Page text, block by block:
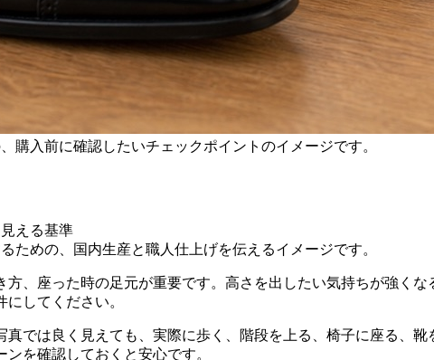
購入前に確認したいチェックポイントのイメージです。
ための、国内生産と職人仕上げを伝えるイメージです。
、座った時の足元が重要です。高さを出したい気持ちが強く
してください。
では良く見えても、実際に歩く、階段を上る、椅子に座る、
を確認しておくと安心です。